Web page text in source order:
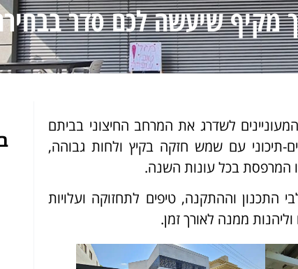
מקיף שיעשה לכם סדר
לשדרג את המרחב החיצוני בביתם
תיכוני עם שמש חזקה בקיץ ולחות גבוהה,
המרפסת בכל עונות השנה.
התכנון וההתקנה, טיפים לתחזוקה ועלויות
ממנה לאורך זמן.